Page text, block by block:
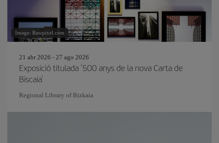
Image: Rawpixel.com
21 abr 2026 - 27 ago 2026
Exposició titulada '500 anys de la nova Carta de
Biscaia'
Regional Library of Bizkaia